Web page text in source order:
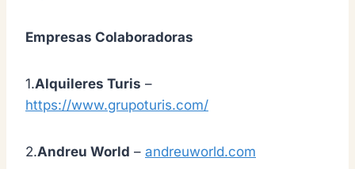
Empresas Colaboradoras
1.Alquileres Turis –
https://www.grupoturis.com/
2.Andreu World – andreuworld.com